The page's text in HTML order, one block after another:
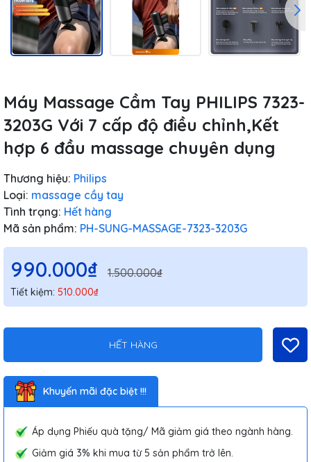
Máy Massage Cầm Tay PHILIPS 7323-
3203G Với 7 cấp độ điều chỉnh,Kết
hợp 6 đầu massage chuyên dụng
Thương hiệu: Philips
Loại: massage cầy tay
Tình trạng: Hết hàng
Mã sản phẩm: PH-SUNG-MASSAGE-7323-3203G
990.000₫ 1.500.000₫
Tiết kiệm: 510.000₫
HẾT HÀNG
Khuyến mãi đặc biệt !!!
Áp dụng Phiếu quà tặng/ Mã giảm giá theo ngành hàng.
Giảm giá 3% khi mua từ 5 sản phẩm trở lên.